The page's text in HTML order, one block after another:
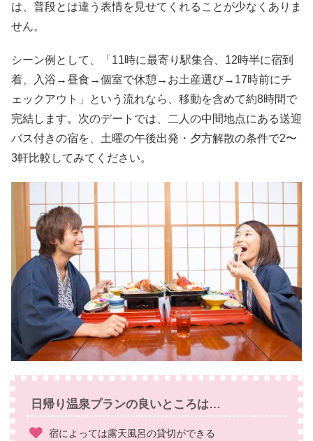
は、普段とは違う表情を見せてくれることが少なくありま
せん。
シーン例として、「11時に最寄り駅集合、12時半に宿到
着、入浴→昼食→個室で休憩→お土産選び→17時前にチ
ェックアウト」という流れなら、移動を含めて約8時間で
完結します。次のデートでは、二人の中間地点にある送迎
バス付きの宿を、土曜の午後出発・夕方解散の条件で2〜
3軒比較してみてください。
日帰り温泉プランの良いところは…
宿によっては露天風呂の貸切ができる